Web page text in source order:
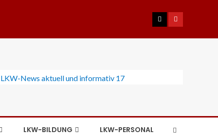
LKW-BILDUNG LKW-PERSONAL